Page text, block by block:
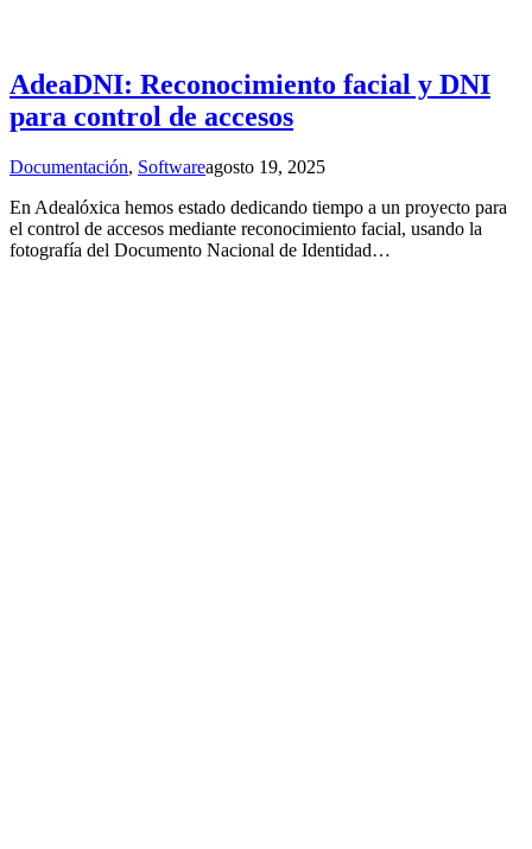
AdeaDNI: Reconocimiento facial y DNI
para control de accesos
Documentación, Softwareagosto 19, 2025
En Adealóxica hemos estado dedicando tiempo a un proyecto para
el control de accesos mediante reconocimiento facial, usando la
fotografía del Documento Nacional de Identidad…